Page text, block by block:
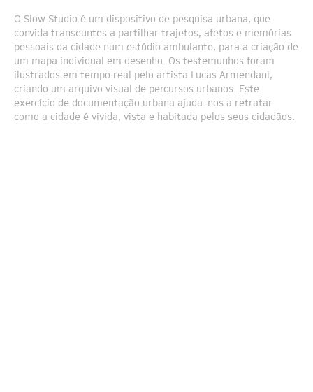
O Slow Studio é um dispositivo de pesquisa urbana, que
convida transeuntes a partilhar trajetos, afetos e memórias
pessoais da cidade num estúdio ambulante, para a criação de
um mapa individual em desenho. Os testemunhos foram
ilustrados em tempo real pelo artista Lucas Armendani,
criando um arquivo visual de percursos urbanos. Este
exercício de documentação urbana ajuda-nos a retratar
como a cidade é vivida, vista e habitada pelos seus cidadãos.